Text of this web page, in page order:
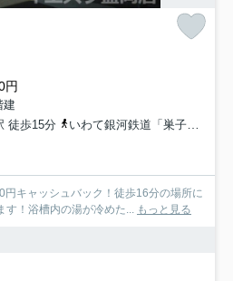
円
建
徒歩15分
いわて銀河鉄道「巣子」駅 徒歩31分
キャッシュバック！徒歩16分の場所に
す！浴槽内の湯が冷めた... もっと見る